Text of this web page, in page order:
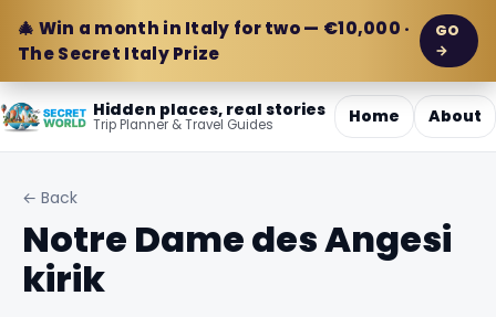
🎄 Win a month in Italy for two — €10,000 ·
The Secret Italy Prize
GO
→
Hidden places, real stories
Trip Planner & Travel Guides Home About
← Back
Notre Dame des Angesi
kirik